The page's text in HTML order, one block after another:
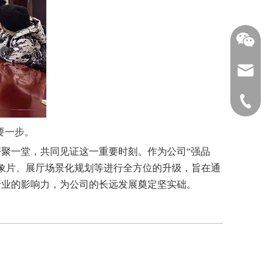
步。
一堂，共同见证这一重要时刻。作为公司“强品
、展厅场景化规划等进行全方位的升级，旨在通
的影响力，为公司的长远发展奠定坚实础。
+86-